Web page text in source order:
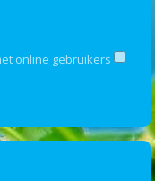
online gebruikers